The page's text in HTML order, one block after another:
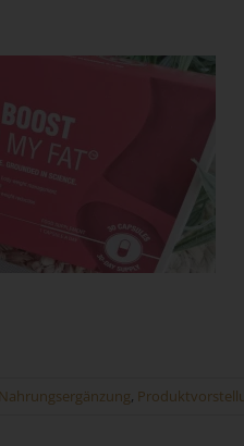
Nahrungsergänzung,